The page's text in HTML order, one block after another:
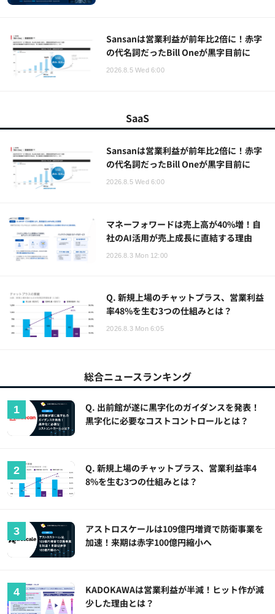
Sansanは営業利益が前年比2倍に！赤字
の代名詞だったBill Oneが黒字目前に
2026.8.5 Wed 6:00
SaaS
Sansanは営業利益が前年比2倍に！赤字
の代名詞だったBill Oneが黒字目前に
2026.8.5 Wed 6:00
マネーフォワードは売上高が40%増！自
社のAI活用が売上成長に直結する理由
2026.8.3 Mon 12:00
Q. 新規上場のチャットプラス、営業利益
率48%を生む3つの仕組みとは？
2026.8.3 Mon 6:05
総合ニュースランキング
Q. 出前館が遂に黒字化のガイダンスを発表！
黒字化に必要なコストコントロールとは？
Q. 新規上場のチャットプラス、営業利益率4
8%を生む3つの仕組みとは？
アストロスケールは109億円増資で防衛事業を
加速！来期は赤字100億円縮小へ
KADOKAWAは営業利益が半減！ヒット作が減
少した理由とは？